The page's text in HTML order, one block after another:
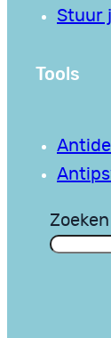
Stuur
Tools
Zoeken